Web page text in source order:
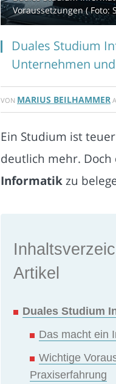
Voraussetzungen ( Foto:
Duales Studium
Unternehmen
VON MARIUS BEILHAMMER
Ein Studium ist
deutlich mehr. Doch
Informatikzu
Artikel
Duales Studium
Das macht ein
Wichtige
Praxiserfahrung